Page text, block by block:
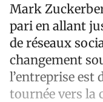
Mark
pari en allant
de réseaux
changement
l’entreprise est
tournée vers la